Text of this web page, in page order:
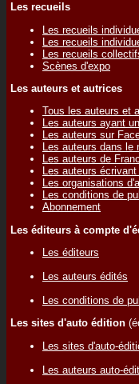
Les recueils
Les recueils
Les recueils
Les recueils
Scènes d'expo
Les auteurs et autrices
Tous les auteurs et
Les auteurs ayant
Les auteurs sur
Les auteurs dans le
Les auteurs de
Les auteurs
Les organisations
Les conditions de
Abonnement
Les éditeurs à compte
Les éditeurs
Les auteurs édités
Les conditions de
Les sites d'auto édition
Les sites d'auto-
Les auteurs auto-